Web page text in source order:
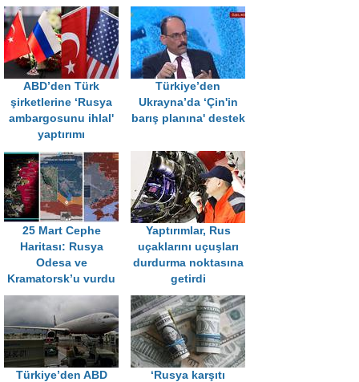
ABD’den Türk
şirketlerine ‘Rusya
ambargosunu ihlal'
yaptırımı
Türkiye’den
Ukrayna’da ‘Çin'in
barış planına' destek
25 Mart Cephe
Haritası: Rusya
Odesa ve
Kramatorsk’u vurdu
Yaptırımlar, Rus
uçaklarını uçuşları
durdurma noktasına
getirdi
Türkiye’den ABD
‘Rusya karşıtı